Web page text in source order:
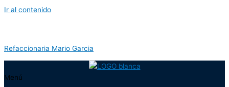
Ir al contenido
Refaccionaria Mario Garcia
Menú